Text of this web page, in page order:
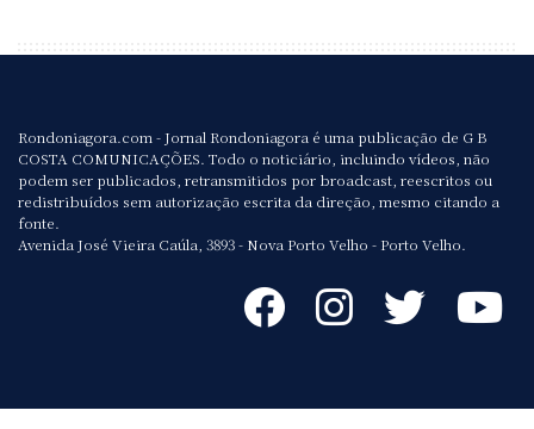
Rondoniagora.com - Jornal Rondoniagora é uma publicação de G B
COSTA COMUNICAÇÕES. Todo o noticiário, incluindo vídeos, não
podem ser publicados, retransmitidos por broadcast, reescritos ou
redistribuídos sem autorização escrita da direção, mesmo citando a
fonte.
Avenida José Vieira Caúla, 3893 - Nova Porto Velho - Porto Velho.